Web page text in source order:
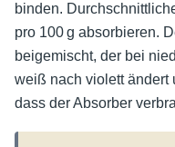
binden.
pro 100 g absorbieren.
beigemischt, der bei
weiß nach violett ändert
dass der Absorber